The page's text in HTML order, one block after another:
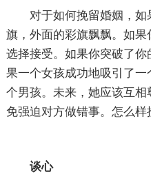
对于如何挽留婚姻，
旗，外面的彩旗飘飘。如
选择接受。如果你突破了
果一个女孩成功地吸引了
个男孩。未来，她应该互
免强迫对方做错事。怎么样
谈心